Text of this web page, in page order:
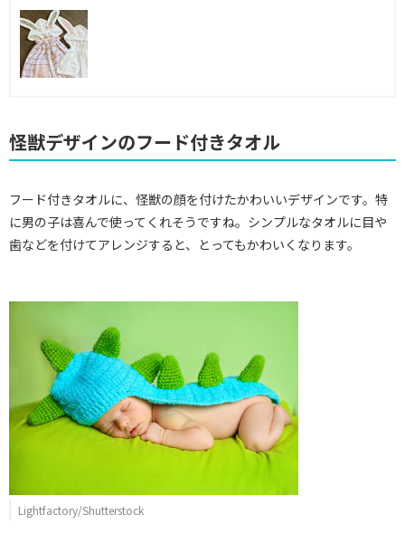
怪獣デザインのフード付きタオル
フード付きタオルに、怪獣の顔を付けたかわいいデザインです。特
に男の子は喜んで使ってくれそうですね。シンプルなタオルに目や
歯などを付けてアレンジすると、とってもかわいくなります。
Lightfactory/Shutterstock